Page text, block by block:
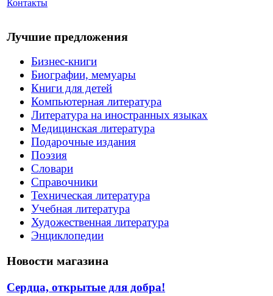
Контакты
Лучшие предложения
Бизнес-книги
Биографии, мемуары
Книги для детей
Компьютерная литература
Литература на иностранных языках
Медицинская литература
Подарочные издания
Поэзия
Словари
Справочники
Техническая литература
Учебная литература
Художественная литература
Энциклопедии
Новости магазина
Сердца, открытые для добра!